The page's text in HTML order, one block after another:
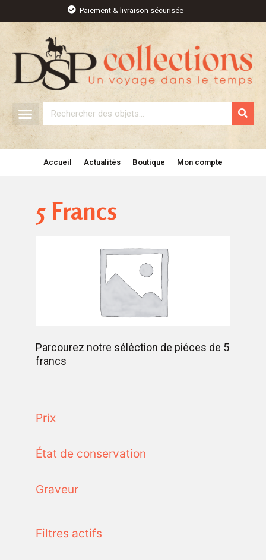
contenu
Paiement & livraison sécurisée
Rechercher
Accueil Actualités Boutique Mon compte
5 Francs
Parcourez notre séléction de piéces de 5
francs
Prix
État de conservation
Graveur
Filtres actifs